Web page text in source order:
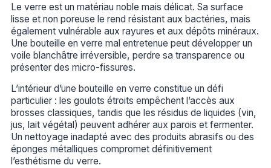
Le verre est un matériau noble mais délicat. Sa surface
lisse et non poreuse le rend résistant aux bactéries, mais
également vulnérable aux rayures et aux dépôts minéraux.
Une bouteille en verre mal entretenue peut développer un
voile blanchâtre irréversible, perdre sa transparence ou
présenter des micro-fissures.
L’intérieur d’une bouteille en verre constitue un défi
particulier : les goulots étroits empêchent l’accès aux
brosses classiques, tandis que les résidus de liquides (vin,
jus, lait végétal) peuvent adhérer aux parois et fermenter.
Un nettoyage inadapté avec des produits abrasifs ou des
éponges métalliques compromet définitivement
l’esthétisme du verre.